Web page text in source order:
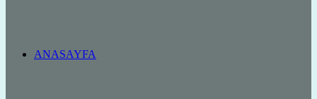
ANASAYFA